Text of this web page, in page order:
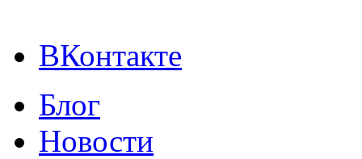
ВКонтакте
Блог
Новости